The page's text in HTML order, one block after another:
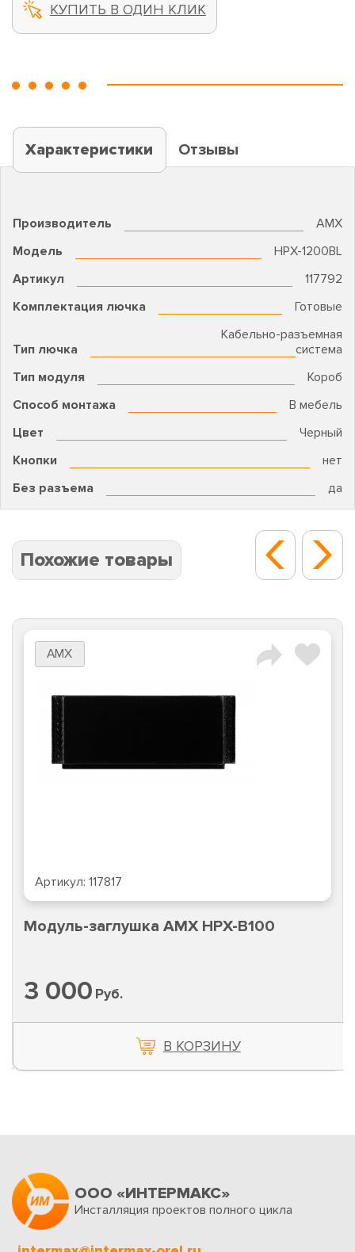
КУПИТЬ В ОДИН КЛИК
Характеристики Отзывы
Производитель
AMX
Модель
HPX-1200BL
Артикул
117792
Комплектация лючка
Готовые
Тип лючка
Кабельно-разъемная
система
Тип модуля
Короб
Способ монтажа
В мебель
Цвет
Черный
Кнопки
нет
Без разъема
да
Похожие товары
AMX
Артикул: 117817
Модуль-заглушка AMX HPX-B100
3 000 Руб.
В КОРЗИНУ
ООО «ИНТЕРМАКС»
Инсталляция проектов полного цикла